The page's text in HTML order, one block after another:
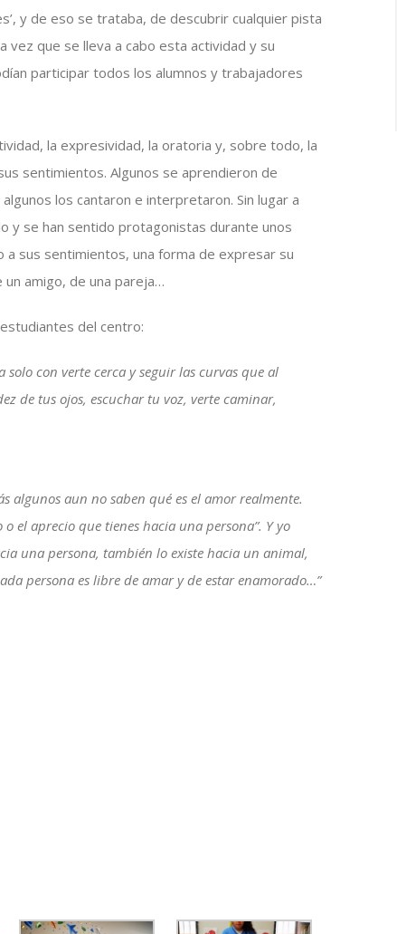
y de eso se trataba, de descubrir cualquier pista
vez que se lleva a cabo esta actividad y su
participar todos los alumnos y trabajadores
la expresividad, la oratoria y, sobre todo, la
sentimientos. Algunos se aprendieron de
los cantaron e interpretaron. Sin lugar a
y se han sentido protagonistas durante unos
a sus sentimientos, una forma de expresar su
un amigo, de una pareja…
del centro:
solo con verte cerca y seguir las curvas que al
de tus ojos, escuchar tu voz, verte caminar,
algunos aun no saben qué es el amor realmente.
el aprecio que tienes hacia una persona”. Y yo
una persona, también lo existe hacia un animal,
persona es libre de amar y de estar enamorado…”